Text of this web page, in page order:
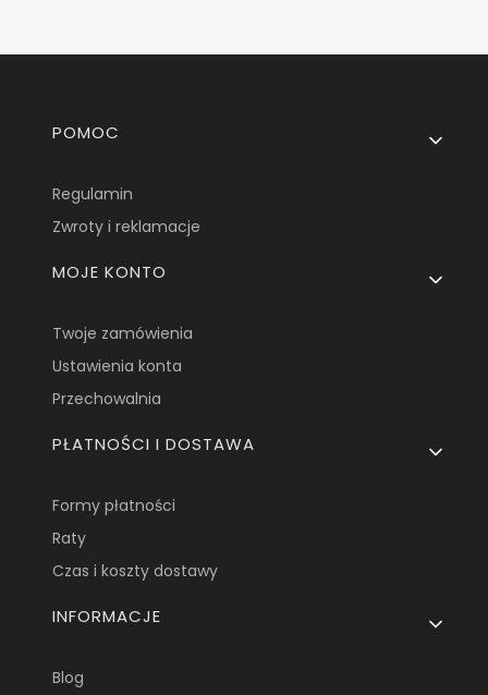
Linki w stopce
POMOC
Regulamin
Zwroty i reklamacje
MOJE KONTO
Twoje zamówienia
Ustawienia konta
Przechowalnia
PŁATNOŚCI I DOSTAWA
Formy płatności
Raty
Czas i koszty dostawy
INFORMACJE
Blog